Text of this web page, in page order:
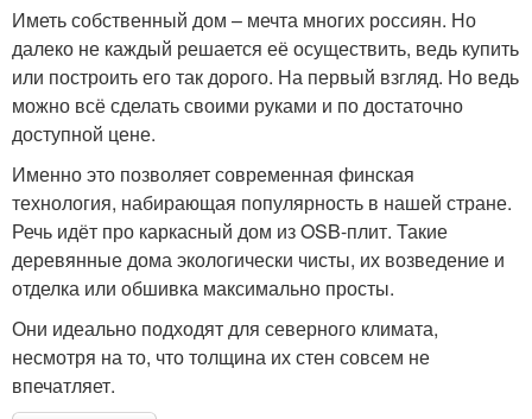
Иметь собственный дом – мечта многих россиян. Но
далеко не каждый решается её осуществить, ведь купить
или построить его так дорого. На первый взгляд. Но ведь
можно всё сделать своими руками и по достаточно
доступной цене.
Именно это позволяет современная финская
технология, набирающая популярность в нашей стране.
Речь идёт про каркасный дом из OSB-плит. Такие
деревянные дома экологически чисты, их возведение и
отделка или обшивка максимально просты.
Они идеально подходят для северного климата,
несмотря на то, что толщина их стен совсем не
впечатляет.